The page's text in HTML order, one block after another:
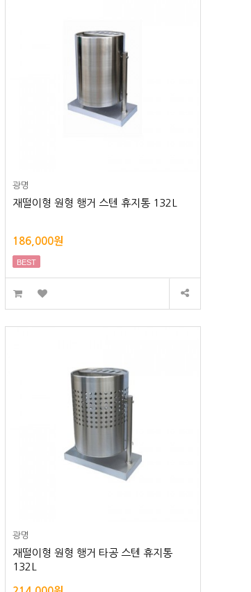
광명
재떨이형 원형 행거 스텐 휴지통 132L
186,000원
BEST
광명
재떨이형 원형 행거 타공 스텐 휴지통
132L